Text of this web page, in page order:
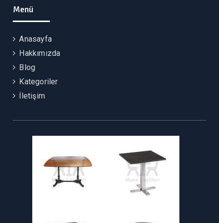
Menü
Anasayfa
Hakkımızda
Blog
Kategoriler
İletişim